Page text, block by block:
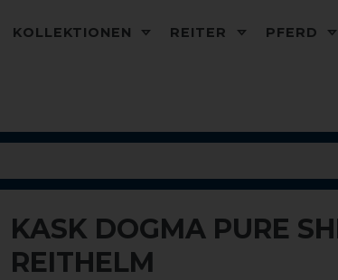
KOLLEKTIONEN REITER PFERD
KASK DOGMA PURE
REITHELM